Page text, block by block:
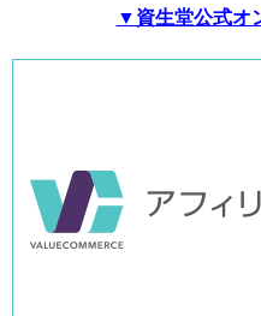
▼資生堂公式オ